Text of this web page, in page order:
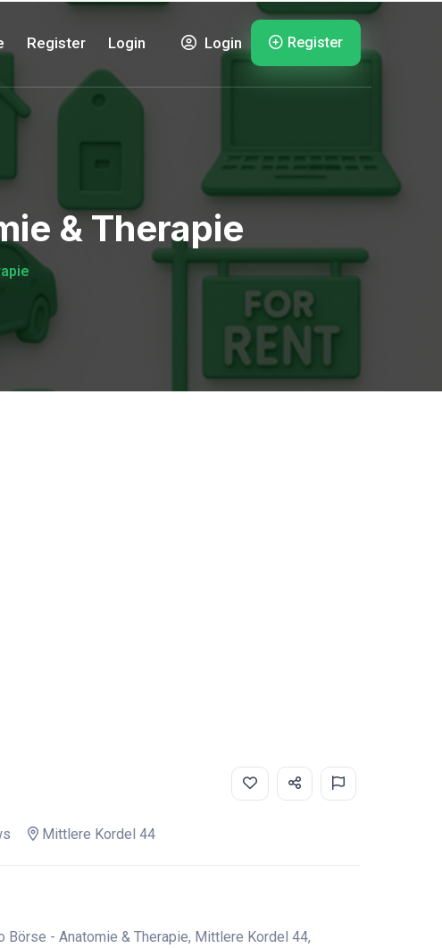
Register Login Login Register
& Therapie
Mittlere Kordel 44
Börse - Anatomie & Therapie, Mittlere Kordel 44,